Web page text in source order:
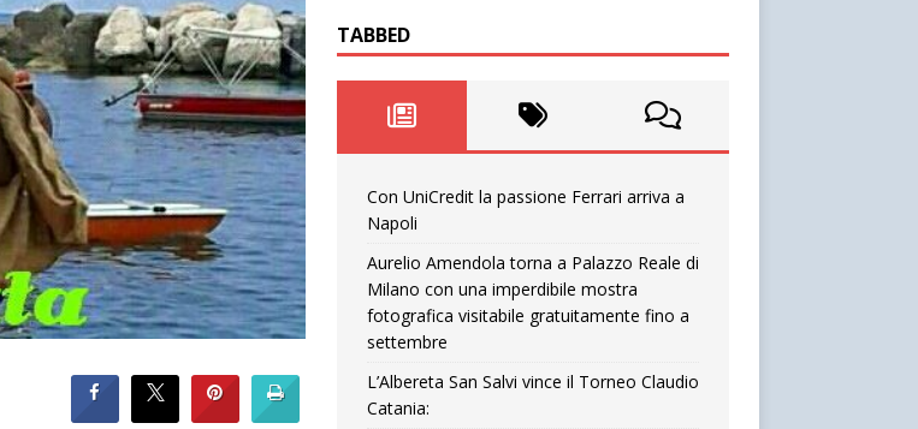
TABBED
Con UniCredit la passione Ferrari arriva a
Napoli
Aurelio Amendola torna a Palazzo Reale di
Milano con una imperdibile mostra
fotografica visitabile gratuitamente fino a
settembre
L’Albereta San Salvi vince il Torneo Claudio
Catania: